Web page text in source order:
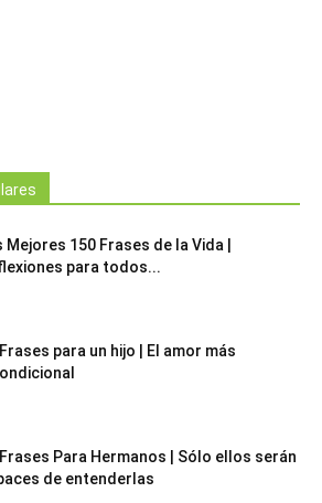
Mejores 150 Frases de la Vida |
para todos...
para un hijo | El amor más
Para Hermanos | Sólo ellos serán
de entenderlas